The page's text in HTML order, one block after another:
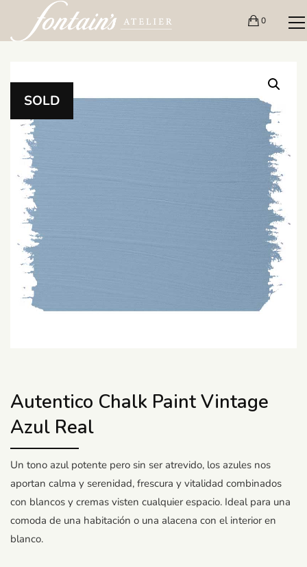
0
SOLD
Autentico Chalk Paint Vintage
Azul Real
Un tono azul potente pero sin ser atrevido, los azules nos
aportan calma y serenidad, frescura y vitalidad combinados
con blancos y cremas visten cualquier espacio. Ideal para una
comoda de una habitación o una alacena con el interior en
blanco.